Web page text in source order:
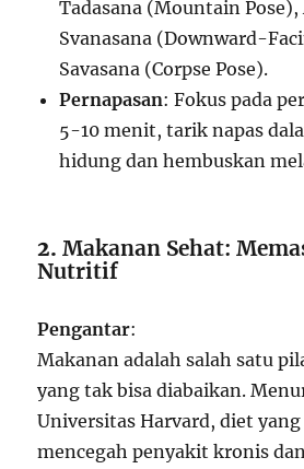
Tadasana (Mountain
Svanasana (Downward-
Savasana (Corpse Pose).
Pernapasan: Fokus pada
5-10 menit, tarik napas
hidung dan hembuskan
2.Makanan Sehat:
Nutritif
Pengantar:
Makanan adalah salah satu
yang tak bisa diabaikan.
Universitas Harvard, diet
mencegah penyakit kronis